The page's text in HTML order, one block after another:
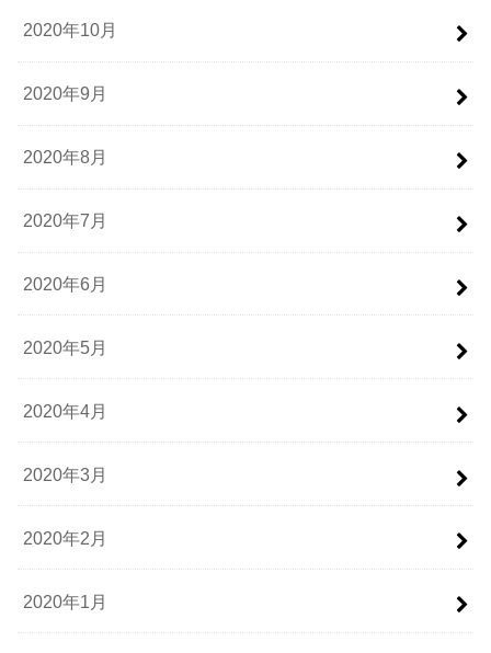
2020年10月
2020年9月
2020年8月
2020年7月
2020年6月
2020年5月
2020年4月
2020年3月
2020年2月
2020年1月